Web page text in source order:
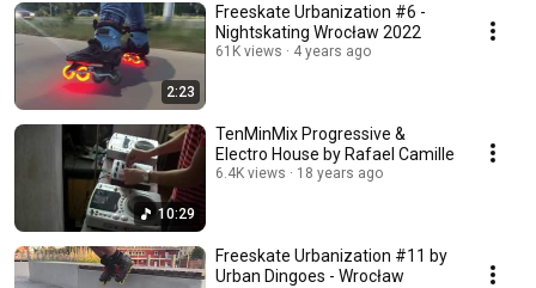
2:23
Freeskate Urbanization #6 -
Nightskating Wrocław 2022
61K views 4 years ago
10:29
TenMinMix Progressive &
Electro House by Rafael Camille
6.4K views 18 years ago
Freeskate Urbanization #11 by
Urban Dingoes - Wrocław